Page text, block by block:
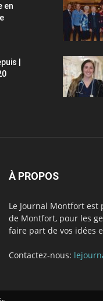
en
|
À PROPOS
Le Journal Montfort est
de Montfort, pour les
faire part de vos idées
Contactez-nous: